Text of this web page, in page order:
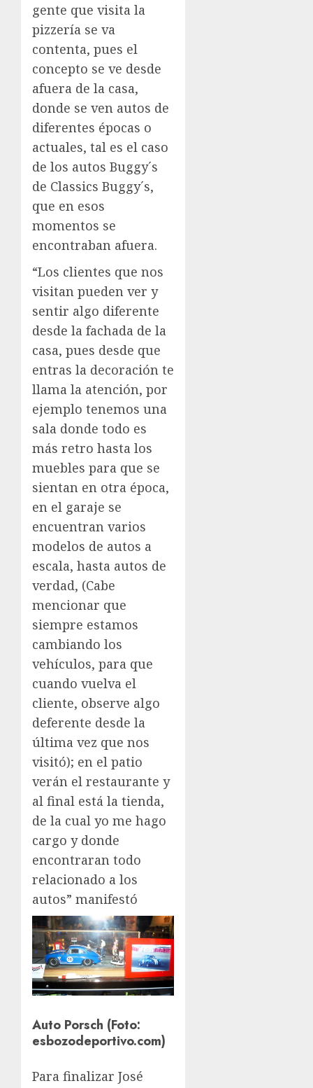
gente que visita la
pizzería se va
contenta, pues el
concepto se ve desde
afuera de la casa,
donde se ven autos de
diferentes épocas o
actuales, tal es el caso
de los autos Buggy´s
de Classics Buggy´s,
que en esos
momentos se
encontraban afuera.
“Los clientes que nos
visitan pueden ver y
sentir algo diferente
desde la fachada de la
casa, pues desde que
entras la decoración te
llama la atención, por
ejemplo tenemos una
sala donde todo es
más retro hasta los
muebles para que se
sientan en otra época,
en el garaje se
encuentran varios
modelos de autos a
escala, hasta autos de
verdad, (Cabe
mencionar que
siempre estamos
cambiando los
vehículos, para que
cuando vuelva el
cliente, observe algo
deferente desde la
última vez que nos
visitó); en el patio
verán el restaurante y
al final está la tienda,
de la cual yo me hago
cargo y donde
encontraran todo
relacionado a los
autos” manifestó
Auto Porsch (Foto:
esbozodeportivo.com)
Para finalizar José